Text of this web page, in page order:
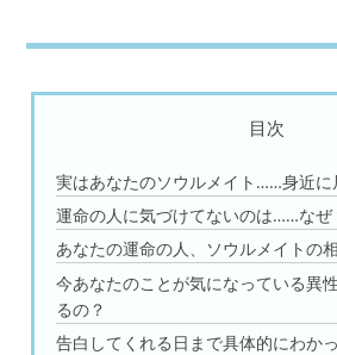
目次
実はあなたのソウルメイト……身近に
運命の人に気づけてないのは……なぜ
あなたの運命の人、ソウルメイトの
今あなたのことが気になっている異
るの？
告白してくれる日まで具体的にわか